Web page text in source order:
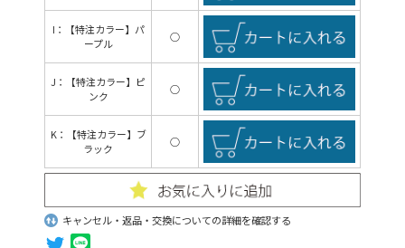
I：【特注カラー】パ
ープル
○
J：【特注カラー】ピ
ンク
○
K：【特注カラー】ブ
ラック
○
キャンセル・返品・交換についての詳細を確認する